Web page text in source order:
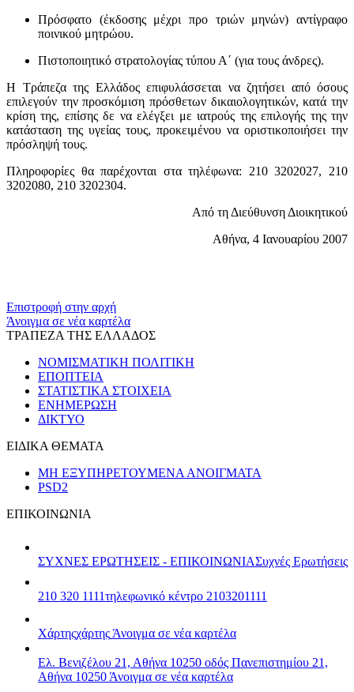
Πρόσφατο (έκδοσης μέχρι προ τριών μηνών) αντίγραφο
ποινικού μητρώου.
Πιστοποιητικό στρατολογίας τύπου Α΄ (για τους άνδρες).
Η Τράπεζα της Ελλάδος επιφυλάσσεται να ζητήσει από όσους
επιλεγούν την προσκόμιση πρόσθετων δικαιολογητικών, κατά την
κρίση της, επίσης δε να ελέγξει με ιατρούς της επιλογής της την
κατάσταση της υγείας τους, προκειμένου να οριστικοποιήσει την
πρόσληψή τους.
Πληροφορίες θα παρέχονται στα τηλέφωνα: 210 3202027, 210
3202080, 210 3202304.
Από τη Διεύθυνση Διοικητικού
Αθήνα, 4 Ιανουαρίου 2007
Επιστροφή στην αρχή
Άνοιγμα σε νέα καρτέλα
ΤΡΑΠΕΖΑ ΤΗΣ ΕΛΛΑΔΟΣ
ΝΟΜΙΣΜΑΤΙΚΗ ΠΟΛΙΤΙΚΗ
ΕΠΟΠΤΕΙΑ
ΣΤΑΤΙΣΤΙΚΑ ΣΤΟΙΧΕΙΑ
ΕΝΗΜΕΡΩΣΗ
ΔΙΚΤΥΟ
ΕΙΔΙΚΑ ΘΕΜΑΤΑ
ΜΗ ΕΞΥΠΗΡΕΤΟΥΜΕΝΑ ΑΝΟΙΓΜΑΤΑ
PSD2
ΕΠΙΚΟΙΝΩΝΙΑ
ΣΥΧΝΕΣ ΕΡΩΤΗΣΕΙΣ - ΕΠΙΚΟΙΝΩΝΙΑΣυχνές Ερωτήσεις
210 320 1111τηλεφωνικό κέντρο 2103201111
Χάρτηςχάρτης Άνοιγμα σε νέα καρτέλα
Ελ. Βενιζέλου 21, Αθήνα 10250 οδός Πανεπιστημίου 21,
Αθήνα 10250 Άνοιγμα σε νέα καρτέλα